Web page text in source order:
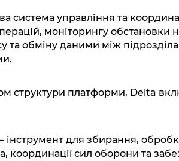
система управління та
моніторингу обстановки
та обміну даними між
структури платформи, Delta
інструмент для збирання,
координації сил оборони та